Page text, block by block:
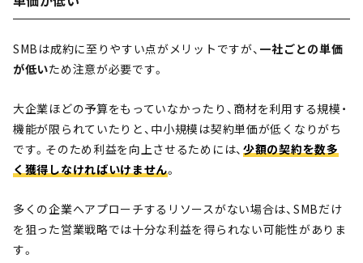
SMBは成約に至りやすい点がメリットですが、 一社ごとの単価
が低いため注意が必要です。
大企業ほどの予算をもっていなかったり、商材を利用する規模・
機能が限られていたりと、中小規模は契約単価が低くなりがち
です。そのため利益を向上させるためには、 少額の契約を数多
く獲得しなければいけません。
多くの企業へアプローチするリソースがない場合は、SMBだけ
を狙った営業戦略では十分な利益を得られない可能性がありま
す。